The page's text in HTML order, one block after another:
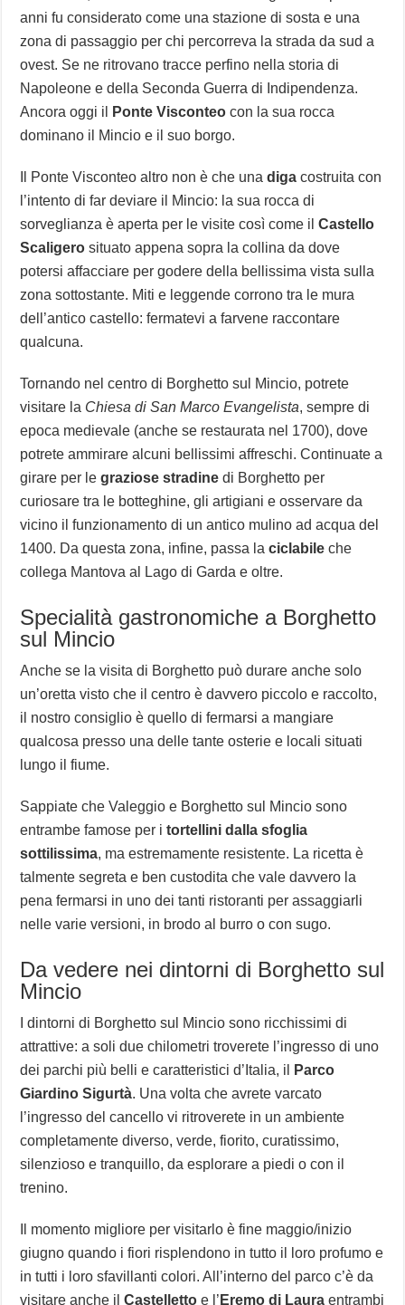
anni fu considerato come una stazione di sosta e una
zona di passaggio per chi percorreva la strada da sud a
ovest. Se ne ritrovano tracce perfino nella storia di
Napoleone e della Seconda Guerra di Indipendenza.
Ancora oggi il
Ponte Visconteo con la sua rocca
dominano il Mincio e il suo borgo.
Il Ponte Visconteo altro non è che unadiga costruita con
l’intento di far deviare il Mincio: la sua rocca di
sorveglianza è aperta per le visite così come ilCastello
Scaligero situato appena sopra la collina da dove
potersi affacciare per godere della bellissima vista sulla
zona sottostante. Miti e leggende corrono tra le mura
dell’antico castello: fermatevi a farvene raccontare
qualcuna.
Tornando nel centro di Borghetto sul Mincio, potrete
visitare la Chiesa di San Marco Evangelista, sempre di
epoca medievale (anche se restaurata nel 1700), dove
potrete ammirare alcuni bellissimi affreschi. Continuate a
girare per legraziose stradine di Borghetto per
curiosare tra le botteghine, gli artigiani e osservare da
vicino il funzionamento di un antico mulino ad acqua del
1400. Da questa zona, infine, passa laciclabile che
collega Mantova al Lago di Garda e oltre.
Specialità gastronomiche a Borghetto
sul Mincio
Anche se la visita di Borghetto può durare anche solo
un’oretta visto che il centro è davvero piccolo e raccolto,
il nostro consiglio è quello di fermarsi a mangiare
qualcosa presso una delle tante osterie e locali situati
lungo il fiume.
Sappiate che Valeggio e Borghetto sul Mincio sono
entrambe famose per itortellini dalla sfoglia
sottilissima, ma estremamente resistente. La ricetta è
talmente segreta e ben custodita che vale davvero la
pena fermarsi in uno dei tanti ristoranti per assaggiarli
nelle varie versioni, in brodo al burro o con sugo.
Da vedere nei dintorni di Borghetto sul
Mincio
I dintorni di Borghetto sul Mincio sono ricchissimi di
attrattive: a soli due chilometri troverete l’ingresso di uno
dei parchi più belli e caratteristici d’Italia, il
Parco
Giardino Sigurtà. Una volta che avrete varcato
l’ingresso del cancello vi ritroverete in un ambiente
completamente diverso, verde, fiorito, curatissimo,
silenzioso e tranquillo, da esplorare a piedi o con il
trenino.
Il momento migliore per visitarlo è fine maggio/inizio
giugno quando i fiori risplendono in tutto il loro profumo e
in tutti i loro sfavillanti colori. All’interno del parco c’è da
visitare anche ilCastelletto e l’ Eremo di Laura entrambi